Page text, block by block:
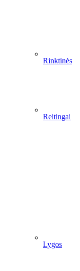
Rinktinės
Reitingai
Lygos